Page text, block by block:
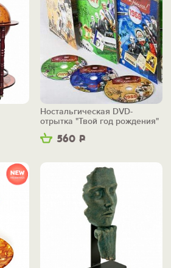
560 Р
Ностальгическая DVD-
отрытка "Твой год рождения"